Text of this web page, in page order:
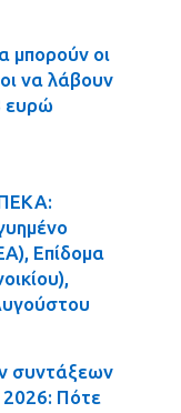
μπορούν οι
να λάβουν
ευρώ
Επίδομα
συντάξεων
2026: Πότε